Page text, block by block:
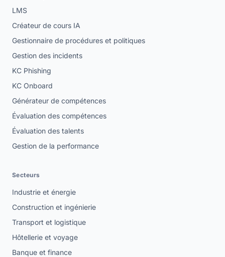
LMS
Créateur de cours IA
Gestionnaire de procédures et politiques
Gestion des incidents
KC Phishing
KC Onboard
Générateur de compétences
Évaluation des compétences
Évaluation des talents
Gestion de la performance
Secteurs
Industrie et énergie
Construction et ingénierie
Transport et logistique
Hôtellerie et voyage
Banque et finance